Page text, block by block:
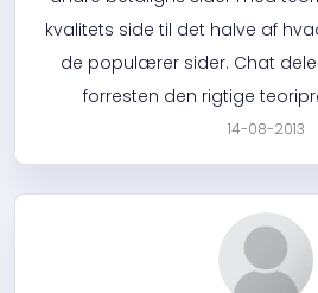
kvalitets side til det halve af
de populærer sider. Chat
forresten den rigtige
14-08-2013